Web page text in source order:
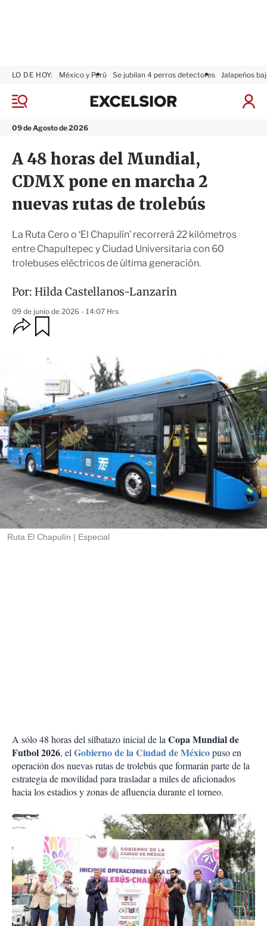
M
n
09 de Agosto de 2026
LO DE HOY: México y Perú Se jubilan 4 perros detectores Jalapeños
I
x
s
i
o
r
A 48 horas del Mundial,
CDMX pone en marcha 2
nuevas rutas de trolebús
La Ruta Cero o ‘El Chapulín’ recorrerá 22 kilómetros
entre Chapultepec y Ciudad Universitaria con 60
trolebuses eléctricos de última generación.
Por: Hilda Castellanos-Lanzarin
09 de junio de 2026 - 14:07 Hrs
O
p
d
e
c
o
m
p
a
r
t
r
r
Ruta El Chapulín Especial
A sólo 48 horas del silbatazo inicial de laCopa Mundial de
Futbol 2026, elGobierno de la Ciudad de Méxicopuso en
operación dos nuevas rutas de trolebús que formarán parte de la
estrategia de movilidad para trasladar a miles de aficionados
hacia los estadios y zonas de afluencia durante el torneo.